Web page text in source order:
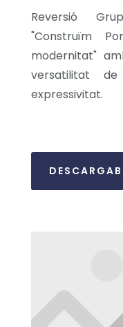
Reversió
"Construïm
modernitat"
versatilitat
expressivitat.